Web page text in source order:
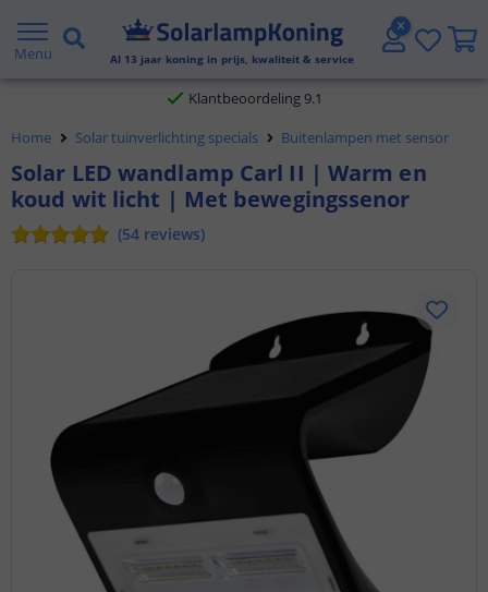
Menu Al 13 jaar koning in prijs, kwaliteit & service
Gratis verzending vanaf € 20,- NL en BE
Klantbeoordeling 9.1
Voor 23:45 uur besteld, morgen in huis
Home Solar tuinverlichting specials Buitenlampen met sensor
Solar LED wandlamp Carl II | Warm en
koud wit licht | Met bewegingssenor
(54 reviews)